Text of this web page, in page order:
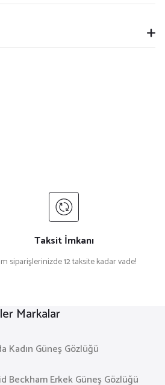
Taksit İmkanı
siparişlerinizde 12 taksite kadar vade!
Markalar
Kadın Güneş Gözlüğü
Beckham Erkek Güneş Gözlüğü